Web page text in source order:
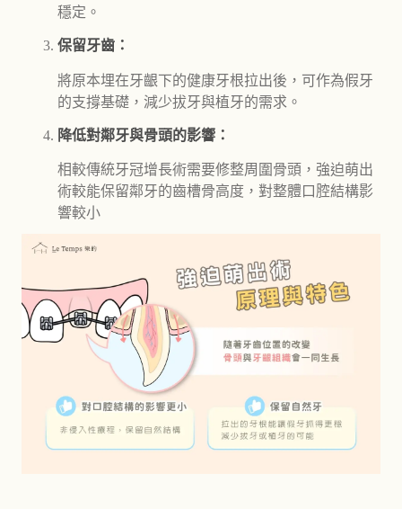
穩定。
保留牙齒：
將原本埋在牙齦下的健康牙根拉出後，可作為假牙
的支撐基礎，減少拔牙與植牙的需求。
降低對鄰牙與骨頭的影響：
相較傳統牙冠增長術需要修整周圍骨頭，強迫萌出
術較能保留鄰牙的齒槽骨高度，對整體口腔結構影
響較小